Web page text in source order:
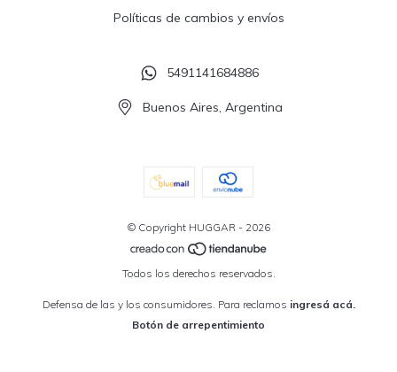
Políticas de cambios y envíos
5491141684886
Buenos Aires, Argentina
© Copyright HUGGAR - 2026
Todos los derechos reservados.
Defensa de las y los consumidores. Para reclamos ingresá acá.
Botón de arrepentimiento